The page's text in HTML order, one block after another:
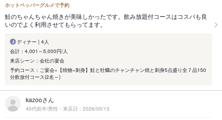
ホットペッパーグルメで予約
鮭のちゃんちゃん焼きが美味しかったです。飲み放題付コースはコスパも良
いのでよく利用させてもらってます。
ディナー | 4人
会計：4,001～5,000円/人
来店シーン：会社の宴会
予約コース：ご宴会×【焼物×刺身】鮭と牡蠣のチャンチャン焼と刺身5点盛り全７品150
分飲放付コース(2名～)
kazooさん
40代前半/男性・来店日：2026/05/13